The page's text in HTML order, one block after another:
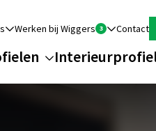
Werken bij Wiggers Contact